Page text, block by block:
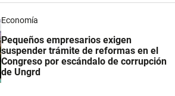
Economía
Pequeños empresarios exigen
suspender trámite de reformas en el
Congreso por escándalo de corrupción
de Ungrd